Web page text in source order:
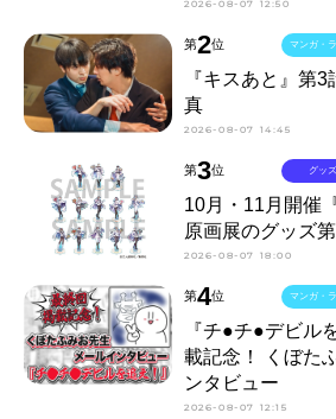
2026-08-07 12:50
第2位
『キスあと』第
真
2026-08-07 14:45
マンガ・
第3位
10月・11月開催
原画展のグッズ
2026-08-07 18:00
グッズ
第4位
『チ●チ●デビル
載記念！ くぼた
ンタビュー
2026-08-07 12:15
マンガ・